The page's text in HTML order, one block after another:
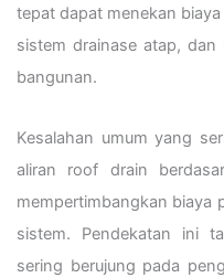
tepat dapat menekan
sistem drainase atap, dan
bangunan.
Kesalahan umum yang
aliran roof drain
mempertimbangkan biaya
sistem. Pendekatan ini
sering berujung pada